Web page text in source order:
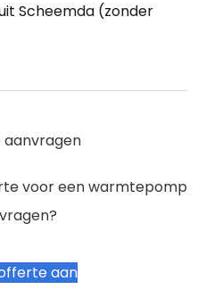
Scheemda (zonder
voor een warmtepomp
aan